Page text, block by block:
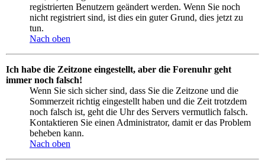
registrierten Benutzern geändert werden. Wenn Sie noch
nicht registriert sind, ist dies ein guter Grund, dies jetzt zu
tun.
Nach oben
Ich habe die Zeitzone eingestellt, aber die Forenuhr geht
immer noch falsch!
Wenn Sie sich sicher sind, dass Sie die Zeitzone und die
Sommerzeit richtig eingestellt haben und die Zeit trotzdem
noch falsch ist, geht die Uhr des Servers vermutlich falsch.
Kontaktieren Sie einen Administrator, damit er das Problem
beheben kann.
Nach oben